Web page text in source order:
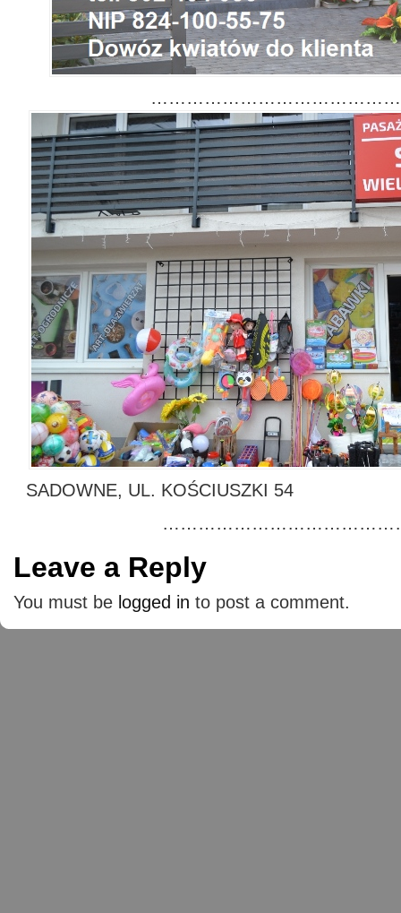
SADOWNE, UL. KOŚCIUSZKI 54
Leave a Reply
You must be logged in to post a comment.